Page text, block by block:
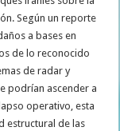
Según un reporte
a bases en
de lo reconocido
de radar y
podrían ascender a
operativo, esta
estructural de las